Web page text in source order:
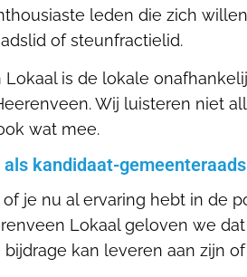
leden die zich
of steunfractielid.
Lokaal is de lokale
Wij luisteren niet
wat mee.
als kandidaat-
of je nu al ervaring hebt in de
Lokaal geloven we
kan leveren aan zijn